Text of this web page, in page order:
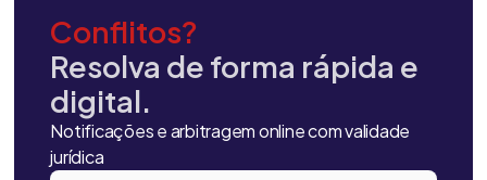
Conflitos?
Resolva de forma rápida e
digital.
Notificações e arbitragem online com validade
jurídica